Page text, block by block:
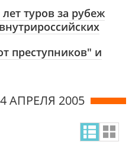
туров за рубеж
преступников" и
АПРЕЛЯ 2005